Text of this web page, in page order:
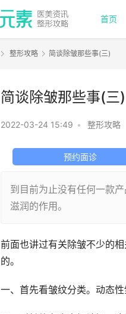
首页
整形攻略 简谈除皱那些事(三)
简谈除皱那些事(三)
2022-03-24 15:49 • 整形攻略
预约面诊
到目前为止没有任何一款
滋润的作用。
前面也讲过有关除皱不少的
的。
一、首先看皱纹分类。动态